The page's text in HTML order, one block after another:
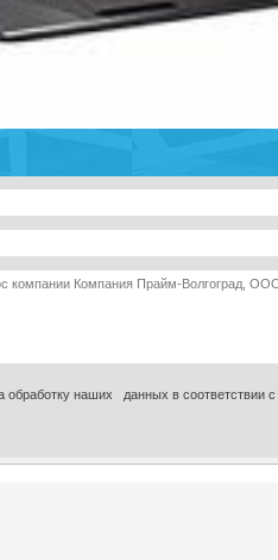
обработку наших данных в соответствии с